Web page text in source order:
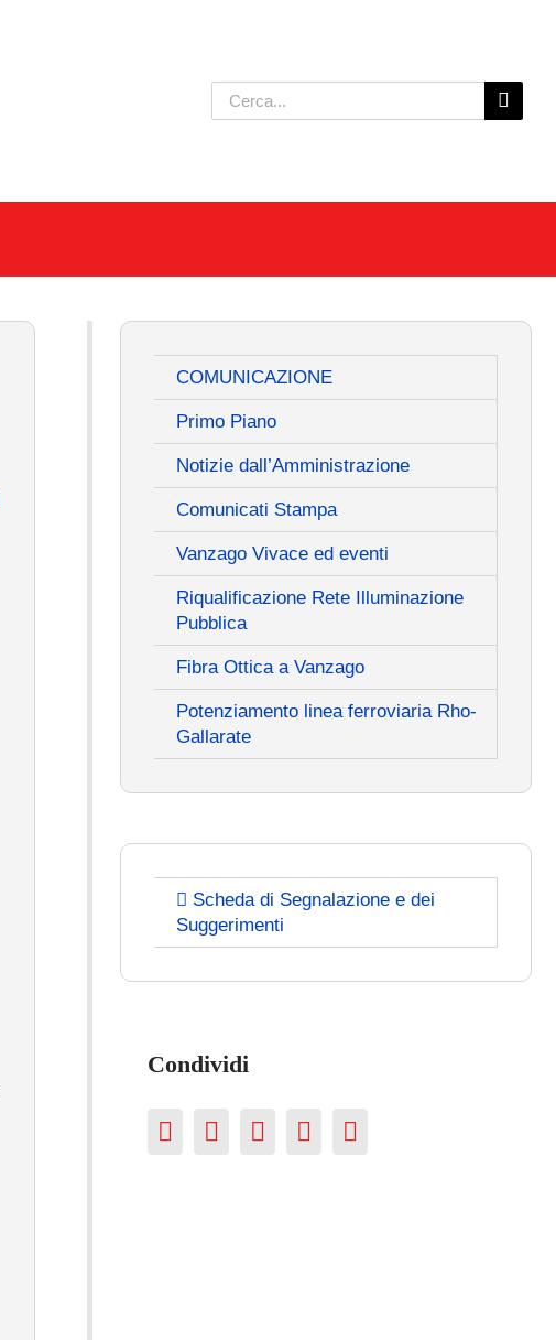
Cerca
per:
COMUNICAZIONE
Primo Piano
Notizie dall’Amministrazione
Comunicati Stampa
Vanzago Vivace ed eventi
Riqualificazione Rete Illuminazione
Pubblica
Fibra Ottica a Vanzago
Potenziamento linea ferroviaria Rho-
Gallarate
Scheda di Segnalazione e dei
Suggerimenti
Condividi